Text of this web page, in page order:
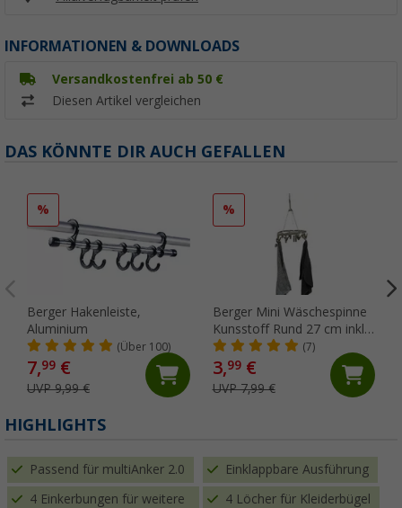
INFORMATIONEN & DOWNLOADS
Versandkostenfrei ab 50 €
Diesen Artikel vergleichen
DAS KÖNNTE DIR AUCH GEFALLEN
%
Berger Hakenleiste,
Aluminium
(Über 100)
7,99 €
UVP 9,99 €
%
Berger Mini Wäschespinne
Kunsstoff Rund 27 cm inkl.
Wäscheklammern
(7)
3,99€
UVP 7,99 €
HIGHLIGHTS
Passend für multiAnker 2.0 Einklappbare Ausführung
4 Einkerbungen für weitere
4 Löcher für Kleiderbügel